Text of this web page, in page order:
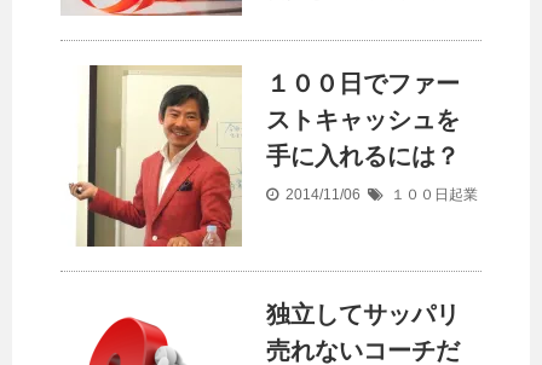
１００日でファー
ストキャッシュを
手に入れるには？
2014/11/06 １００日起業
独立してサッパリ
売れないコーチだ